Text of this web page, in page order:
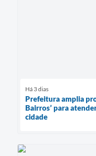
Há 3 dias
Prefeitura amplia
Bairros’ para
cidade